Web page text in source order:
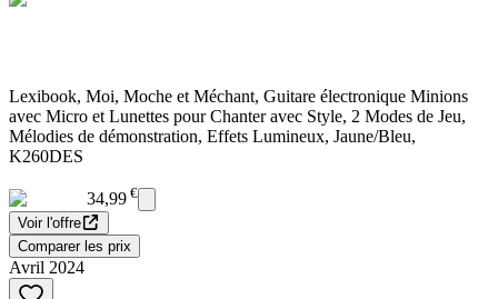
Lexibook, Moi, Moche et Méchant, Guitare électronique Minions
avec Micro et Lunettes pour Chanter avec Style, 2 Modes de Jeu,
Mélodies de démonstration, Effets Lumineux, Jaune/Bleu,
K260DES
34,99 €
Voir l'offre
Comparer les prix
Avril 2024